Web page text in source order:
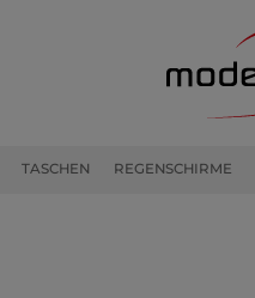
TASCHEN REGENSCHIRME